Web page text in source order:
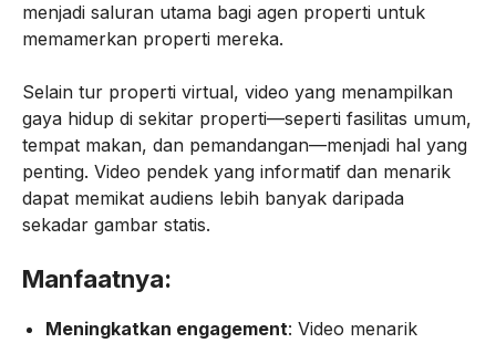
menjadi saluran utama bagi agen properti untuk
memamerkan properti mereka.
Selain tur properti virtual, video yang menampilkan
gaya hidup di sekitar properti—seperti fasilitas umum,
tempat makan, dan pemandangan—menjadi hal yang
penting. Video pendek yang informatif dan menarik
dapat memikat audiens lebih banyak daripada
sekadar gambar statis.
Manfaatnya:
Meningkatkan engagement: Video menarik